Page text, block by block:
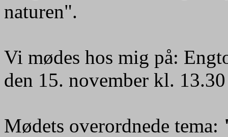
naturen".
Vi mødes hos mig på:
den 15. november kl. 13.30
Mødets overordnede tema: